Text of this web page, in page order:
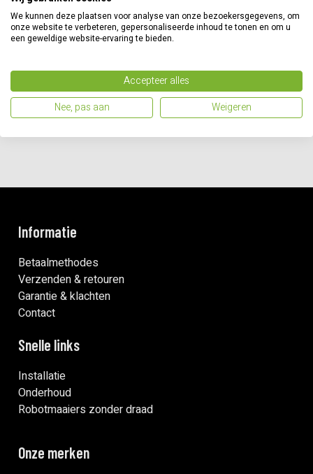
Bezoek onze showroom
Beschrijving
De wielborstels van Husqvarna houden de wielen van de
Automower schoon om de grip te verbeteren.
Informatie
Betaalmethodes
Verzenden & retouren
Garantie & klachten
Contact
Snelle links
Installatie
Onderhoud
Robotmaaiers zonder draad
Onze merken
We kunnen deze plaatsen voor analyse van onze bezoekersgegevens, om
onze website te verbeteren, gepersonaliseerde inhoud te tonen en om u
een geweldige website-ervaring te bieden.
Accepteer alles
Nee, pas aan
Weigeren